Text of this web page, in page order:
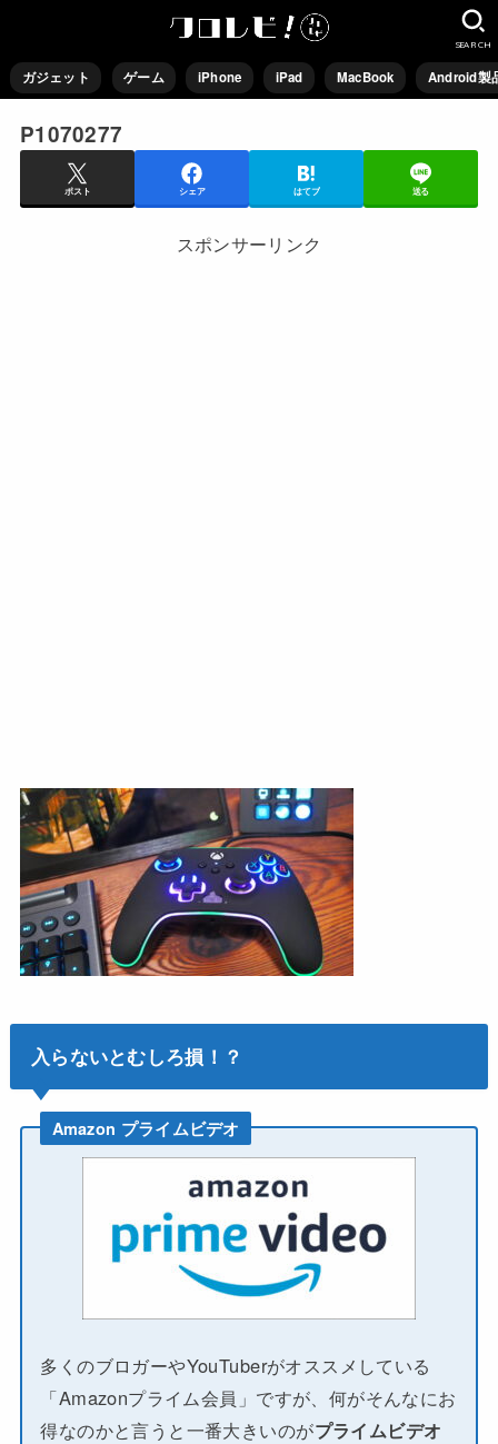
ガジェット ゲーム iPhone iPad MacBook Android製
SEARCH
P1070277
ポスト シェア はてブ 送る
スポンサーリンク
入らないとむしろ損！？
Amazon プライムビデオ
多くのブロガーやYouTuberがオススメしている
「Amazonプライム会員」ですが、何がそんなにお
得なのかと言うと一番大きいのがプライムビデオ